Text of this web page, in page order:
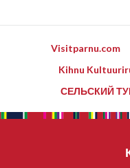
Visitparnu.com
Kihnu
СЕЛЬСКИЙ